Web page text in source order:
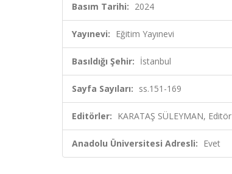
Basım Tarihi: 2024
Yayınevi: Eğitim Yayınevi
Basıldığı Şehir: İstanbul
Sayfa Sayıları: ss.151-169
Editörler: KARATAŞ SÜLEYMAN, Editör
Anadolu Üniversitesi Adresli: Evet